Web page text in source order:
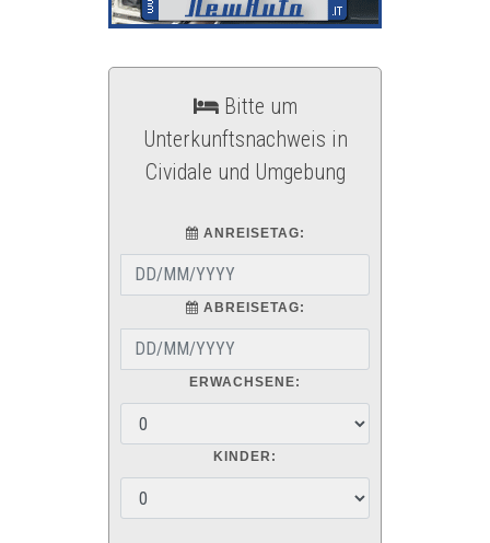
Bitte um
Unterkunftsnachweis in
Cividale und Umgebung
ANREISETAG:
ABREISETAG:
ERWACHSENE:
KINDER: